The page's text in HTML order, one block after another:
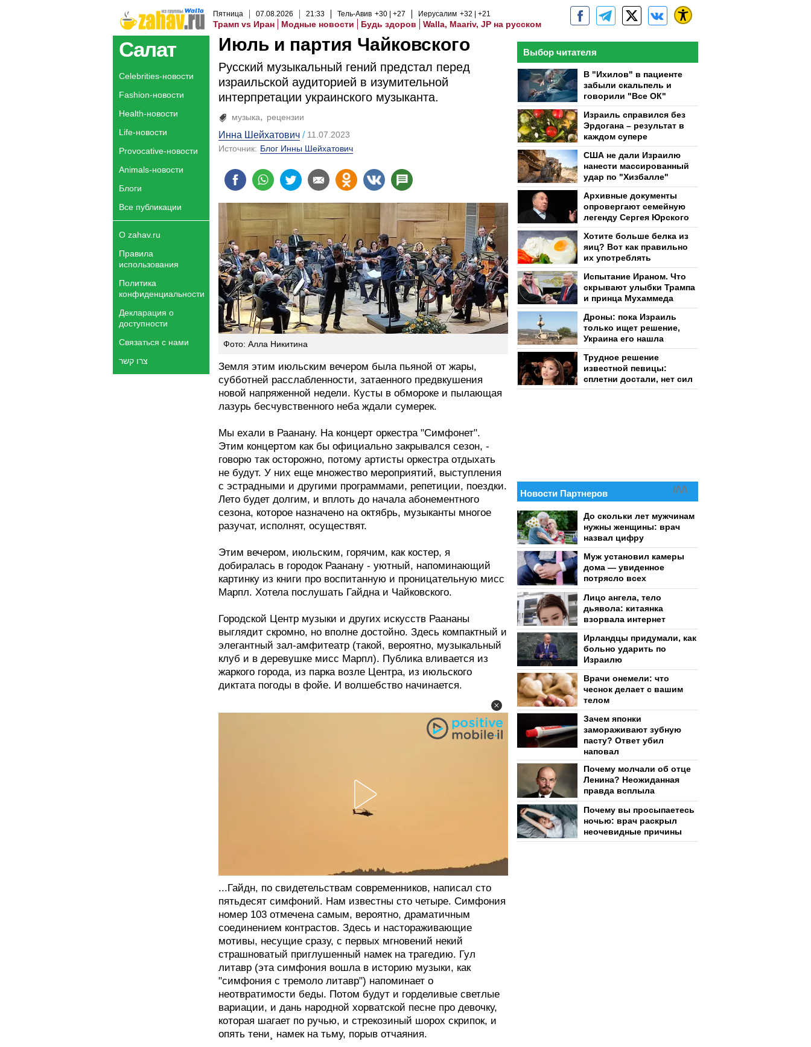
Пятница 07.08.2026 21:33 Тель-Авив +30 +27 Иерусалим +32 +21
Трамп vs Иран Модные новости Будь здоров Walla, Maariv, JP на русском
Салат
Celebrities-новости
Fashion-новости
Health-новости
Life-новости
Provocative-новости
Animals-новости
Блоги
Все публикации
О zahav.ru
Правила
использования
Политика
конфиденциальности
Декларация о
доступности
Связаться с нами
צרו קשר
Июль и партия Чайковского
Русский музыкальный гений предстал перед
израильской аудиторией в изумительной
интерпретации украинского музыканта.
музыка рецензии
Инна Шейхатович
11.07.2023
Источник: Блог Инны Шейхатович
Фото: Алла Никитина
Земля этим июльским вечером была пьяной от жары,
субботней расслабленности, затаенного предвкушения
новой напряженной недели. Кусты в обмороке и пылающая
лазурь бесчувственного неба ждали сумерек.
Мы ехали в Раанану. На концерт оркестра "Симфонет".
Этим концертом как бы официально закрывался сезон, -
говорю так осторожно, потому артисты оркестра отдыхать
не будут. У них еще множество мероприятий, выступления
с эстрадными и другими программами, репетиции, поездки.
Лето будет долгим, и вплоть до начала абонементного
сезона, которое назначено на октябрь, музыканты многое
разучат, исполнят, осуществят.
Этим вечером, июльским, горячим, как костер, я
добиралась в городок Раанану - уютный, напоминающий
картинку из книги про воспитанную и проницательную мисс
Марпл. Хотела послушать Гайдна и Чайковского.
Городской Центр музыки и других искусств Раананы
выглядит скромно, но вполне достойно. Здесь компактный и
элегантный зал-амфитеатр (такой, вероятно, музыкальный
клуб и в деревушке мисс Марпл). Публика вливается из
жаркого города, из парка возле Центра, из июльского
диктата погоды в фойе. И волшебство начинается.
...Гайдн, по свидетельствам современников, написал сто
пятьдесят симфоний. Нам известны сто четыре. Симфония
номер 103 отмечена самым, вероятно, драматичным
соединением контрастов. Здесь и настораживающие
мотивы, несущие сразу, с первых мгновений некий
страшноватый приглушенный намек на трагедию. Гул
литавр (эта симфония вошла в историю музыки, как
"симфония с тремоло литавр") напоминает о
неотвратимости беды. Потом будут и горделивые светлые
вариации, и дань народной хорватской песне про девочку,
которая шагает по ручью, и стрекозиный шорох скрипок, и
опять тени¸ намек на тьму, порыв отчаяния.
Выбор читателя
В "Ихилов" в пациенте
забыли скальпель и
говорили "Все ОК"
Израиль справился без
Эрдогана – результат в
каждом супере
США не дали Израилю
нанести массированный
удар по "Хизбалле"
Архивные документы
опровергают семейную
легенду Сергея Юрского
Хотите больше белка из
яиц? Вот как правильно
их употреблять
Испытание Ираном. Что
скрывают улыбки Трампа
и принца Мухаммеда
Дроны: пока Израиль
только ищет решение,
Украина его нашла
Трудное решение
известной певицы:
сплетни достали, нет сил